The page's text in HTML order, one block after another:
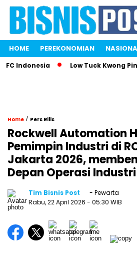
HOME PEREKONOMIAN
Indonesia Low Tuck Kwong
Home / Pers Rilis
Rockwell Automation
Pemimpin Industri di
Jakarta 2026,
Depan Operasi Industri
Tim Bisnis Post
- Pewarta
Rabu, 22 April 2026 - 05:30 WIB